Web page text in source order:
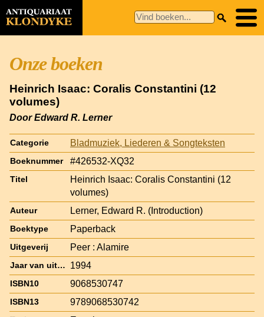
Onze boeken
Heinrich Isaac: Coralis Constantini (12
volumes)
Door Edward R. Lerner
Categorie Bladmuziek, Liederen & Songteksten
Boeknummer #426532-XQ32
Titel
Heinrich Isaac: Coralis Constantini (12
volumes)
Auteur Lerner, Edward R. (Introduction)
Boektype Paperback
Uitgeverij Peer : Alamire
Jaar van uitgave 1994
ISBN10 9068530747
ISBN13 9789068530742